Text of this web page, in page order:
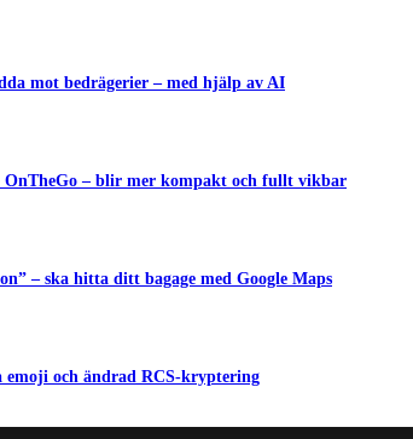
mot bedrägerier – med hjälp av AI
OnTheGo – blir mer kompakt och fullt vikbar
– ska hitta ditt bagage med Google Maps
och ändrad RCS-kryptering